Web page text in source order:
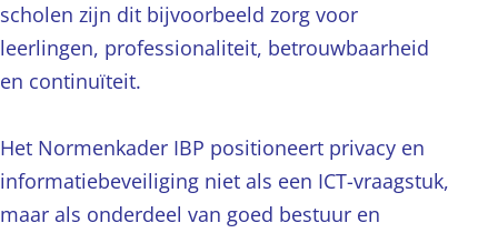
scholen zijn dit bijvoorbeeld zorg voor
leerlingen, professionaliteit, betrouwbaarheid
en continuïteit.
Het Normenkader IBP positioneert privacy en
informatiebeveiliging niet als een ICT-vraagstuk,
maar als onderdeel van goed bestuur en